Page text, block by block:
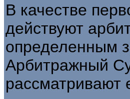
В качестве
действуют
определенным
Арбитражный